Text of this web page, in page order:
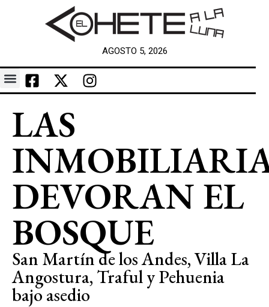
AGOSTO 5, 2026
LAS
DEVORAN EL
BOSQUE
San Martín de los Andes, Villa La
Angostura, Traful y Pehuenia
bajo asedio